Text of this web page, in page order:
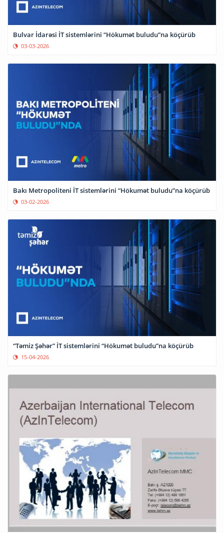
Bulvar İdarəsi İT sistemlərini “Hökumət buludu”na köçürüb
03-03-2026
Bakı Metropoliteni İT sistemlərini “Hökumət buludu”na köçürüb
03-02-2026
“Təmiz Şəhər” İT sistemlərini “Hökumət buludu”na köçürüb
15-04-2026